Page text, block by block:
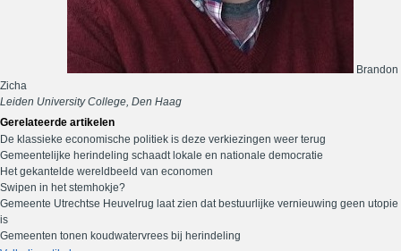
Brandon
Zicha
Leiden University College, Den Haag
Gerelateerde artikelen
De klassieke economische politiek is deze verkiezingen weer terug
Gemeentelijke herindeling schaadt lokale en nationale democratie
Het gekantelde wereldbeeld van economen
Swipen in het stemhokje?
Gemeente Utrechtse Heuvelrug laat zien dat bestuurlijke vernieuwing geen utopie
is
Gemeenten tonen koudwatervrees bij herindeling